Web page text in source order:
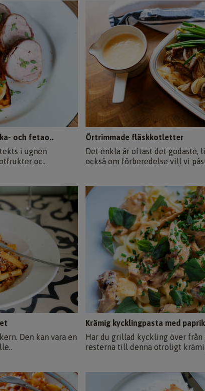
och fetao..
i ugnen
oc..
Örtrimmade fläskkotletter
Det enkla är oftast det godaste,
också om förberedelse vill vi
Den kan vara en
Krämig kycklingpasta med
Har du grillad kyckling över från
resterna till denna otroligt